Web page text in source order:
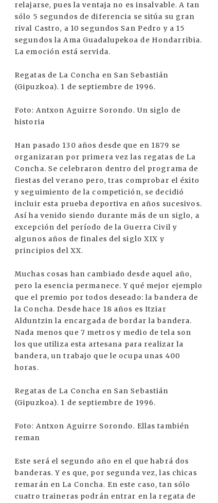
relajarse, pues la ventaja no es insalvable. A tan
sólo 5 segundos de diferencia se sitúa su gran
rival Castro, a 10 segundos San Pedro y a 15
segundos la Ama Guadalupekoa de Hondarribia.
La emoción está servida.
Regatas de La Concha en San Sebastián
(Gipuzkoa). 1 de septiembre de 1996.
Foto: Antxon Aguirre Sorondo. Un siglo de
historia
Han pasado 130 años desde que en 1879 se
organizaran por primera vez las regatas de La
Concha. Se celebraron dentro del programa de
fiestas del verano pero, tras comprobar el éxito
y seguimiento de la competición, se decidió
incluir esta prueba deportiva en años sucesivos.
Así ha venido siendo durante más de un siglo, a
excepción del período de la Guerra Civil y
algunos años de finales del siglo XIX y
principios del XX.
Muchas cosas han cambiado desde aquel año,
pero la esencia permanece. Y qué mejor ejemplo
que el premio por todos deseado: la bandera de
la Concha. Desde hace 18 años es Itziar
Alduntzin la encargada de bordar la bandera.
Nada menos que 7 metros y medio de tela son
los que utiliza esta artesana para realizar la
bandera, un trabajo que le ocupa unas 400
horas.
Regatas de La Concha en San Sebastián
(Gipuzkoa). 1 de septiembre de 1996.
Foto: Antxon Aguirre Sorondo. Ellas también
reman
Este será el segundo año en el que habrá dos
banderas. Y es que, por segunda vez, las chicas
remarán en La Concha. En este caso, tan sólo
cuatro traineras podrán entrar en la regata de